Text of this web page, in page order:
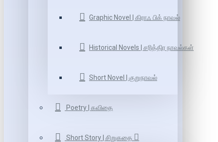
Graphic Novel | கிராஃ பிக் நாவல்
Historical Novels | சரித்திர நாவல்கள்
Short Novel | குறுநாவல்
Poetry | கவிதை
Short Story | சிறுகதை